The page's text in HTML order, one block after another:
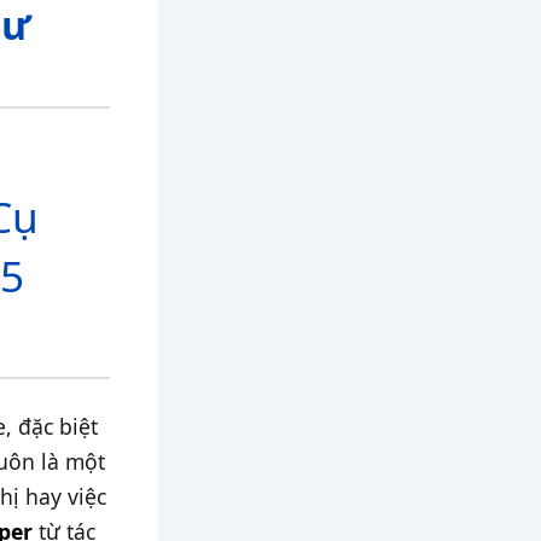
đặc biệt
là một
hay việc
từ tác